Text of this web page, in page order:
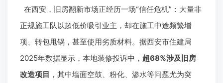
在西安，旧房翻新市场正经历一场“信任危机”：大量非
正规施工队以超低价吸引业主，却在施工中途频繁增
项、转包甩锅，甚至使用劣质材料。据西安市住建局
2025年数据显示，本地装修投诉中， 超68%涉及旧房
改造项目 ，其中墙面空鼓、粉化、渗水等问题尤为突